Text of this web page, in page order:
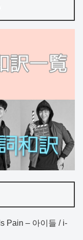
Pain – 아이들 / i-